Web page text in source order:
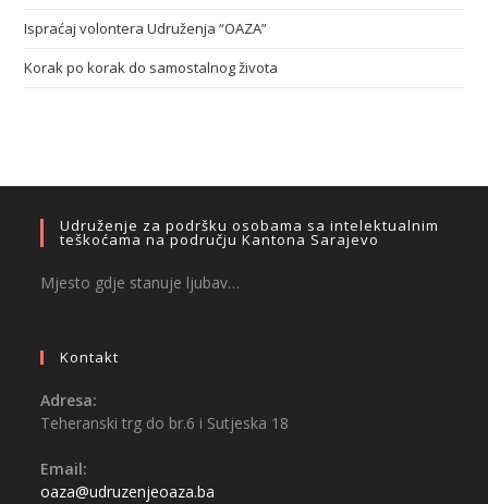
Ispraćaj volontera Udruženja “OAZA”
Korak po korak do samostalnog života
Udruženje za podršku osobama sa intelektualnim
teškoćama na području Kantona Sarajevo
Mjesto gdje stanuje ljubav…
Kontakt
Adresa:
Teheranski trg do br.6 i Sutjeska 18
Email:
oaza@udruzenjeoaza.ba